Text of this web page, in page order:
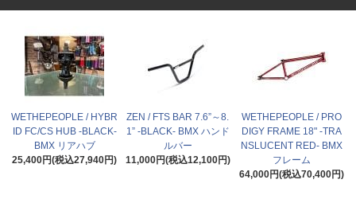
WETHEPEOPLE / HYBR
ID FC/CS HUB -BLACK-
BMX リアハブ
25,400円(税込27,940円)
ZEN / FTS BAR 7.6”～8.
1” -BLACK- BMX ハンド
ルバー
11,000円(税込12,100円)
WETHEPEOPLE / PRO
DIGY FRAME 18" -TRA
NSLUCENT RED- BMX
フレーム
64,000円(税込70,400円)